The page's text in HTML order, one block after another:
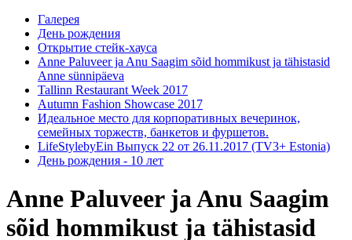
Галерея
День рождения
Открытие стейк-хауса
Anne Paluveer ja Anu Saagim sõid hommikust ja tähistasid
Anne sünnipäeva
Tallinn Restaurant Week 2017
Autumn Fashion Showcase 2017
Идеальное место для корпоративных вечеринок,
семейных торжеств, банкетов и фуршетов.
LifeStylebyEin Выпуск 22 от 26.11.2017 (TV3+ Estonia)
День рождения - 10 лет
Anne Paluveer ja Anu Saagim
sõid hommikust ja tähistasid